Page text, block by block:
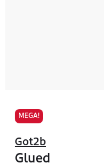
MEGA!
Got2b
Glued